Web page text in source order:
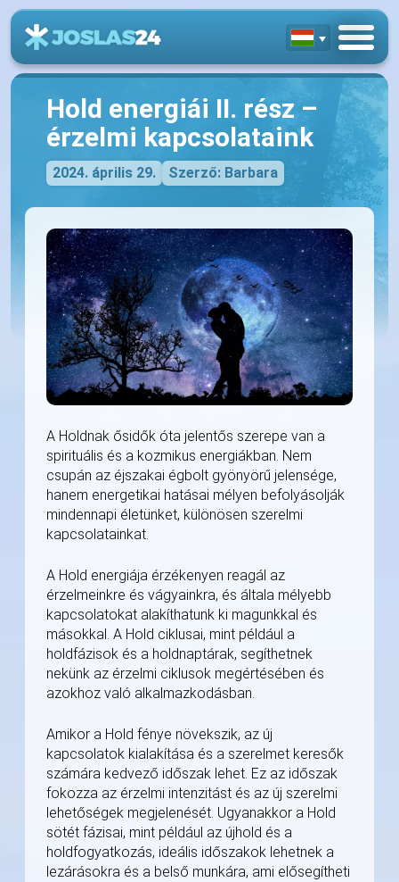
Hold energiái II. rész –
érzelmi kapcsolataink
2024. április 29. Szerző: Barbara
A Holdnak ősidők óta jelentős szerepe van a
spirituális és a kozmikus energiákban. Nem
csupán az éjszakai égbolt gyönyörű jelensége,
hanem energetikai hatásai mélyen befolyásolják
mindennapi életünket, különösen szerelmi
kapcsolatainkat.
A Hold energiája érzékenyen reagál az
érzelmeinkre és vágyainkra, és általa mélyebb
kapcsolatokat alakíthatunk ki magunkkal és
másokkal. A Hold ciklusai, mint például a
holdfázisok és a holdnaptárak, segíthetnek
nekünk az érzelmi ciklusok megértésében és
azokhoz való alkalmazkodásban.
Amikor a Hold fénye növekszik, az új
kapcsolatok kialakítása és a szerelmet keresők
számára kedvező időszak lehet. Ez az időszak
fokozza az érzelmi intenzitást és az új szerelmi
lehetőségek megjelenését. Ugyanakkor a Hold
sötét fázisai, mint például az újhold és a
holdfogyatkozás, ideális időszakok lehetnek a
lezárásokra és a belső munkára, ami elősegítheti